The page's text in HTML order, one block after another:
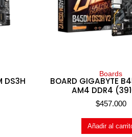
DS3H
Boards
BOARD GIGABYTE
AM4 DDR4
$457.000
Añadir al